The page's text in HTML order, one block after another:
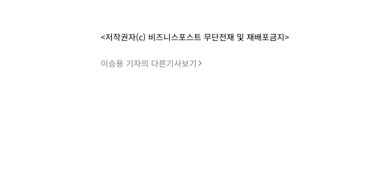
<저작권자(c) 비즈니스포스트 무단전재 및 재배포금지>
이승용 기자의 다른기사보기